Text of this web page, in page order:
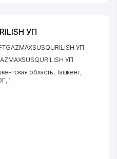
УП
УП
УП
область, Ташкент,
, 1